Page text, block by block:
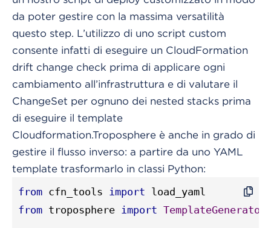
da poter gestire con la massima versatilità
questo step. L’utilizzo di uno script custom
consente infatti di eseguire un CloudFormation
drift change check prima di applicare ogni
cambiamento all’infrastruttura e di valutare il
ChangeSet per ognuno dei nested stacks prima
di eseguire il template
Cloudformation.Troposphere è anche in grado di
gestire il flusso inverso: a partire da uno YAML
template trasformarlo in classi Python:
from cfn_tools import
from troposphere import TemplateGenerator